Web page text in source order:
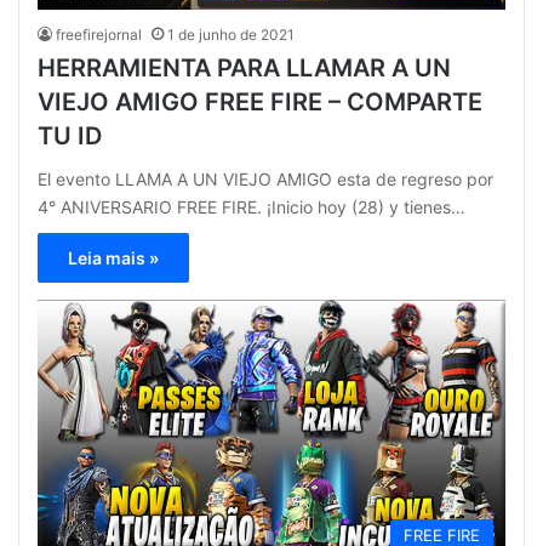
freefirejornal 1 de junho de 2021
HERRAMIENTA PARA LLAMAR A UN
VIEJO AMIGO FREE FIRE – COMPARTE
TU ID
El evento LLAMA A UN VIEJO AMIGO esta de regreso por
4° ANIVERSARIO FREE FIRE. ¡Inicio hoy (28) y tienes…
Leia mais »
FREE FIRE